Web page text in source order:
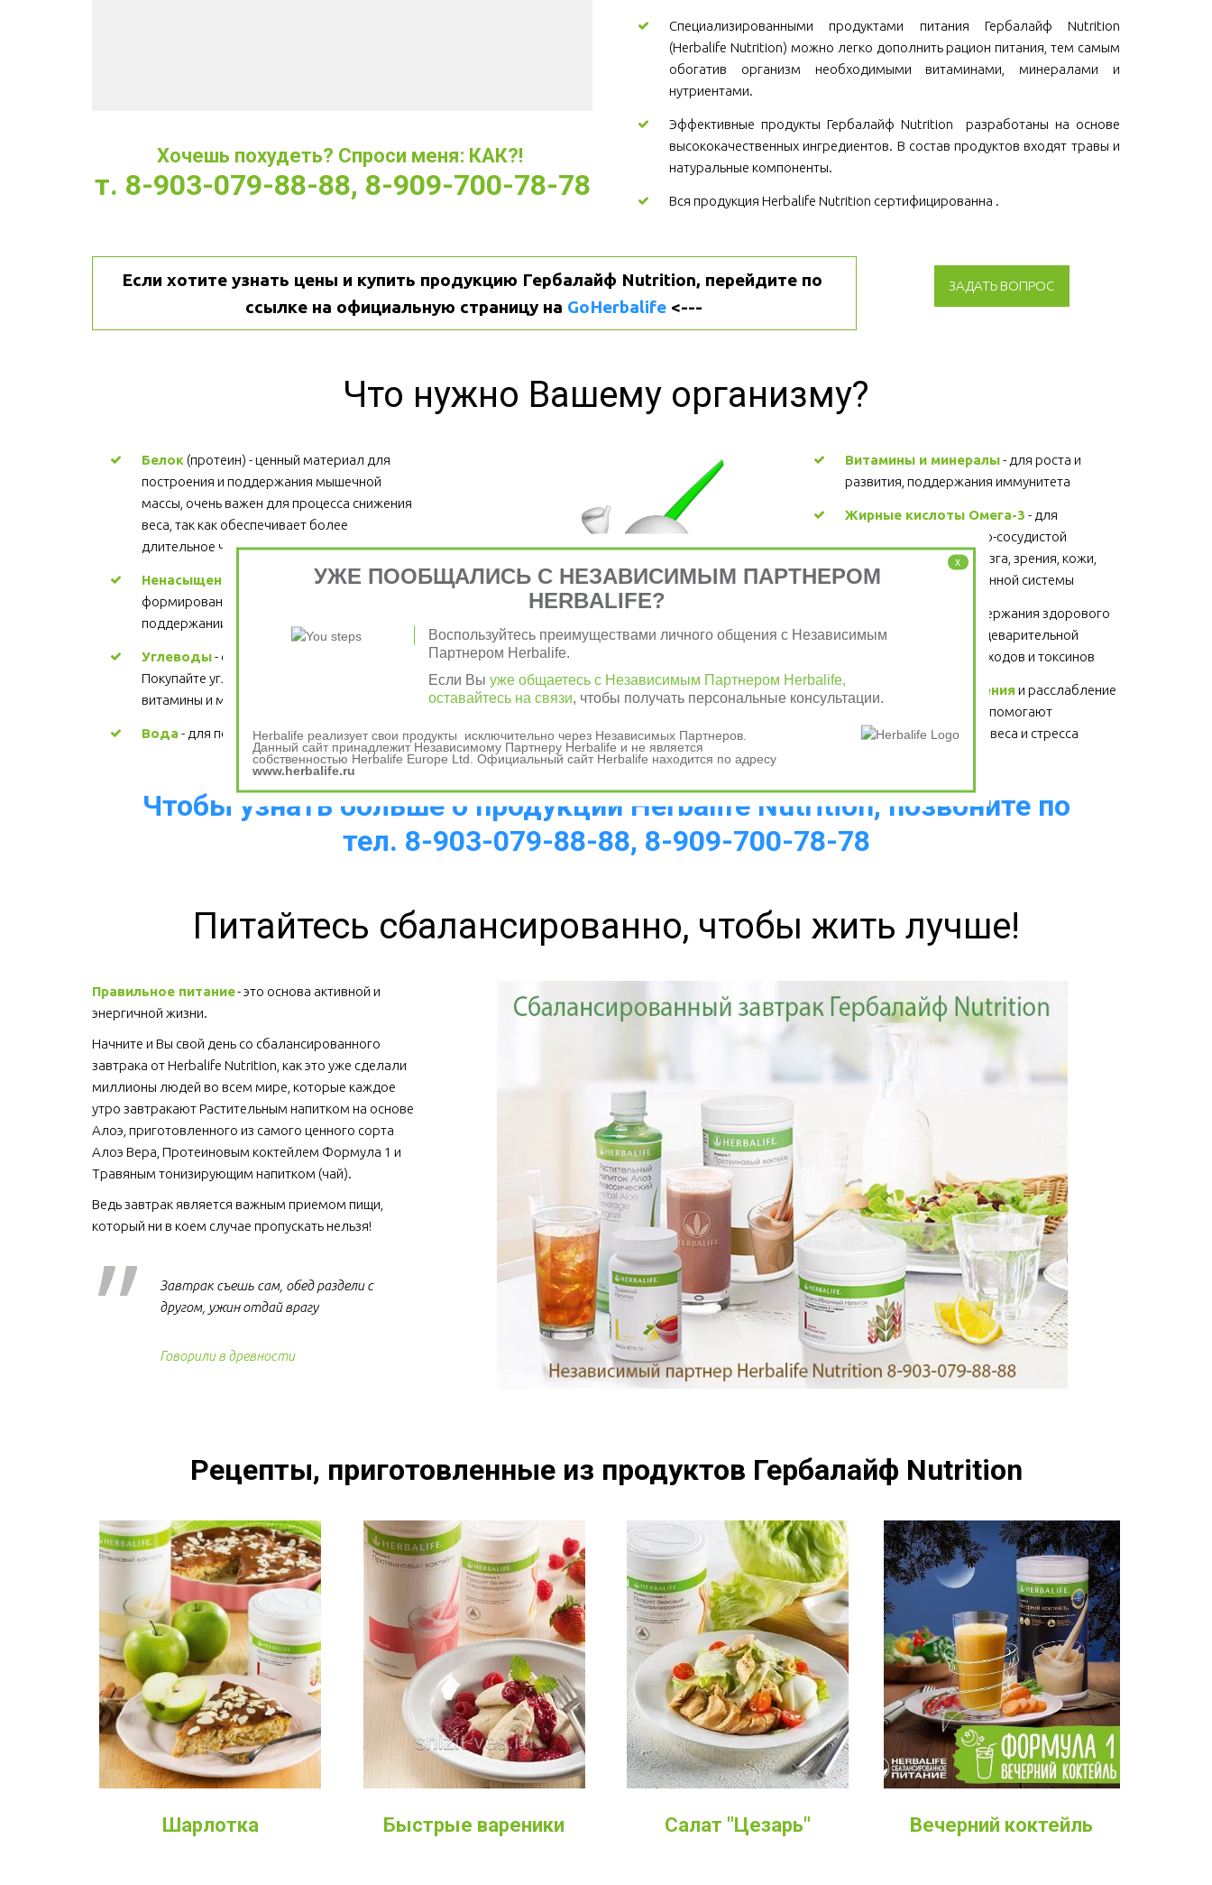
Хочешь похудеть? Спроси меня: КАК?!
т. 8-903-079-88-88, 8-909-700-78-78
Специализированными продуктами питания Гербалайф Nutrition
(Herbalife Nutrition) можно легко дополнить рацион питания, тем самым
обогатив организм необходимыми витаминами, минералами и
нутриентами.
Эффективные продукты Гербалайф Nutrition разработаны на основе
высококачественных ингредиентов. В состав продуктов входят травы и
натуральные компоненты.
Вся продукция Herbalife Nutrition сертифицированна .
Если хотите узнать цены и купить продукцию Гербалайф Nutrition, перейдите по
ссылке на официальную страницу на GoHerbalife <---
ЗАДАТЬ ВОПРОС
Что нужно Вашему организму?
Белок (протеин) - ценный материал для
построения и поддержания мышечной
массы, очень важен для процесса снижения
веса, так как обеспечивает более
длительное чувство сытости.
Ненасыщенные жиры
- участвуют в
формировании структуры каждой клетки,
поддержании здорового сердца. Цена
Углеводы - основной источник энергии.
Покупайте углеводы, содержащие
витамины и минералы.
Вода - для поддержания водного баланса
Витамины и минералы - для роста и
развития, поддержания иммунитета
Жирные кислоты Омега-3 - для
поддержания сердечно-сосудистой
системы, головного мозга, зрения, кожи,
суставов, волос и иммунной системы
- для поддержания здорового
функционирования пищеварительной
системы, выведение отходов и токсинов
Физические упражнения и расслабление
- для здоровья сердца, помогают
избавиться от лишнего веса и стресса
Чтобы узнать больше о продукции Herbalife Nutrition, позвоните по
тел. 8-903-079-88-88, 8-909-700-78-78
Питайтесь сбалансированно, чтобы жить лучше!
Правильное питание - это основа активной и
энергичной жизни.
Начните и Вы свой день со сбалансированного
завтрака от Herbalife Nutrition, как это уже сделали
миллионы людей во всем мире, которые каждое
утро завтракают Растительным напитком на основе
Алоэ, приготовленного из самого ценного сорта
Алоэ Вера, Протеиновым коктейлем Формула 1 и
Травяным тонизирующим напитком (чай).
Ведь завтрак является важным приемом пищи,
который ни в коем случае пропускать нельзя!
Завтрак съешь сам, обед раздели с
другом, ужин отдай врагу
Говорили в древности
Рецепты, приготовленные из продуктов Гербалайф Nutrition
Шарлотка Быстрые вареники Салат "Цезарь" Вечерний коктейль
x
УЖЕ ПООБЩАЛИСЬ С НЕЗАВИСИМЫМ ПАРТНЕРОМ
HERBALIFE?
Воспользуйтесь преимуществами личного общения с Независимым
Партнером Herbalife.
Если Вы уже общаетесь с Независимым Партнером Herbalife,
оставайтесь на связи, чтобы получать персональные консультации.
Herbalife реализует свои продукты исключительно через Независимых Партнеров.
Данный сайт принадлежит Независимому Партнеру Herbalife и не является
собственностью Herbalife Europe Ltd. Официальный сайт Herbalife находится по адресу
www.herbalife.ru